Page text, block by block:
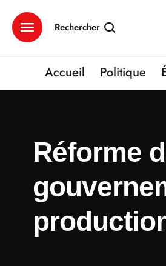
Rechercher
Accueil Politique
Réforme